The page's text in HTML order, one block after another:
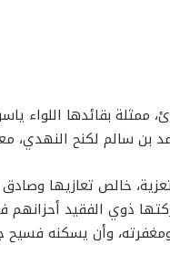
ممثلة بقائدها اللواء
سالم لكنح النهدي،
خالص تعازيها
ذوي الفقيد أحزانهم
وأن يسكنه فسيح